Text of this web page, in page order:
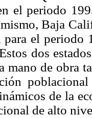
el periodo
Baja
el periodo
dos
mano de obra
de la
de alto